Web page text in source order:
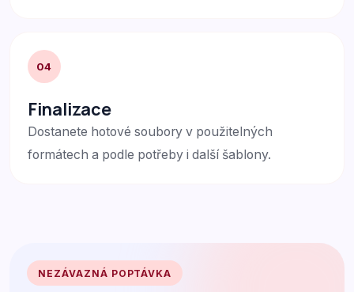
04
Finalizace
Dostanete hotové soubory v použitelných
formátech a podle potřeby i další šablony.
NEZÁVAZNÁ POPTÁVKA